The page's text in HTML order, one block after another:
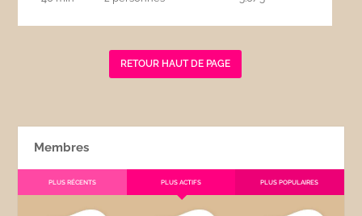
RETOUR HAUT DE PAGE
Membres
PLUS RÉCENTS PLUS ACTIFS PLUS POPULAIRES